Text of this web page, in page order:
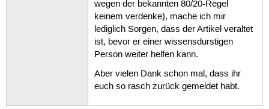
wegen der bekannten 80/20-Regel
keinem verdenke), mache ich mir
lediglich Sorgen, dass der Artikel veraltet
ist, bevor er einer wissensdurstigen
Person weiter helfen kann.
Aber vielen Dank schon mal, dass ihr
euch so rasch zurück gemeldet habt.